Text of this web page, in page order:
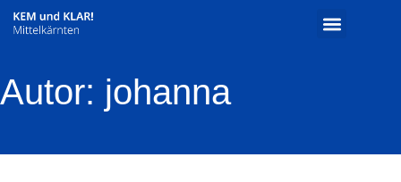
Autor: johanna